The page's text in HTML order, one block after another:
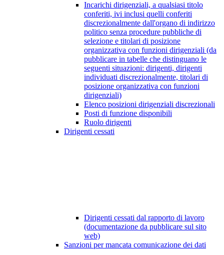
Incarichi dirigenziali, a qualsiasi titolo
conferiti, ivi inclusi quelli conferiti
discrezionalmente dall'organo di indirizzo
politico senza procedure pubbliche di
selezione e titolari di posizione
organizzativa con funzioni dirigenziali (da
pubblicare in tabelle che distinguano le
seguenti situazioni: dirigenti, dirigenti
individuati discrezionalmente, titolari di
posizione organizzativa con funzioni
dirigenziali)
Elenco posizioni dirigenziali discrezionali
Posti di funzione disponibili
Ruolo dirigenti
Dirigenti cessati
Dirigenti cessati dal rapporto di lavoro
(documentazione da pubblicare sul sito
web)
Sanzioni per mancata comunicazione dei dati